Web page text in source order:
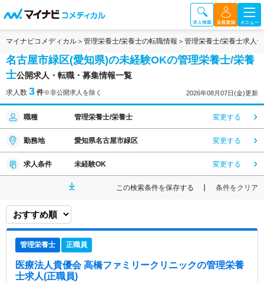
マイナビコメディカル 管理栄養士/栄養士の転職情報 管理栄養士/栄養士求人
名古屋市緑区(愛知県)の未経験OKの管理栄養士/栄養
士公開求人・転職・募集情報一覧
求人数 3 件※非公開求人を除く 2026年08月07日(金)更新
職種 管理栄養士/栄養士 変更する
勤務地 愛知県名古屋市緑区 変更する
求人条件 未経験OK 変更する
この検索条件を保存する 条件をクリア
管理栄養士 正職員
医療法人貴優会 高橋ファミリークリニックの管理栄養
士求人(正職員)